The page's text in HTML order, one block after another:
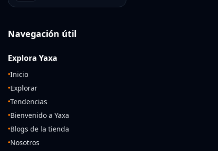
Navegación útil
Explora Yaxa
•Inicio
•Explorar
•Tendencias
•Bienvenido a Yaxa
•Blogs de la tienda
•Nosotros